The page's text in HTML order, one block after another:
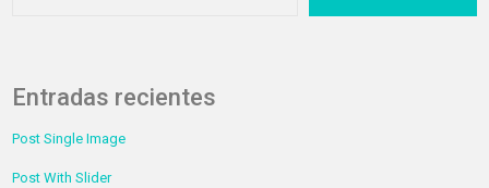
Entradas recientes
Post Single Image
Post With Slider